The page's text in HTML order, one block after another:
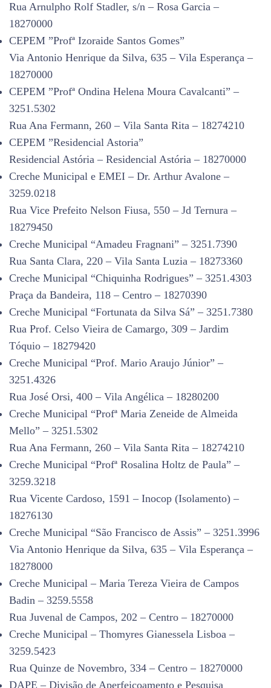
Rua Arnulpho Rolf Stadler, s/n – Rosa Garcia –
18270000
CEPEM ”Profª Izoraide Santos Gomes”
Via Antonio Henrique da Silva, 635 – Vila Esperança –
18270000
CEPEM ”Profª Ondina Helena Moura Cavalcanti” –
3251.5302
Rua Ana Fermann, 260 – Vila Santa Rita – 18274210
CEPEM ”Residencial Astoria”
Residencial Astória – Residencial Astória – 18270000
Creche Municipal e EMEI – Dr. Arthur Avalone –
3259.0218
Rua Vice Prefeito Nelson Fiusa, 550 – Jd Ternura –
18279450
Creche Municipal “Amadeu Fragnani” – 3251.7390
Rua Santa Clara, 220 – Vila Santa Luzia – 18273360
Creche Municipal “Chiquinha Rodrigues” – 3251.4303
Praça da Bandeira, 118 – Centro – 18270390
Creche Municipal “Fortunata da Silva Sá” – 3251.7380
Rua Prof. Celso Vieira de Camargo, 309 – Jardim
Tóquio – 18279420
Creche Municipal “Prof. Mario Araujo Júnior” –
3251.4326
Rua José Orsi, 400 – Vila Angélica – 18280200
Creche Municipal “Profª Maria Zeneide de Almeida
Mello” – 3251.5302
Rua Ana Fermann, 260 – Vila Santa Rita – 18274210
Creche Municipal “Profª Rosalina Holtz de Paula” –
3259.3218
Rua Vicente Cardoso, 1591 – Inocop (Isolamento) –
18276130
Creche Municipal “São Francisco de Assis” – 3251.3996
Via Antonio Henrique da Silva, 635 – Vila Esperança –
18278000
Creche Municipal – Maria Tereza Vieira de Campos
Badin – 3259.5558
Rua Juvenal de Campos, 202 – Centro – 18270000
Creche Municipal – Thomyres Gianessela Lisboa –
3259.5423
Rua Quinze de Novembro, 334 – Centro – 18270000
DAPE – Divisão de Aperfeiçoamento e Pesquisa